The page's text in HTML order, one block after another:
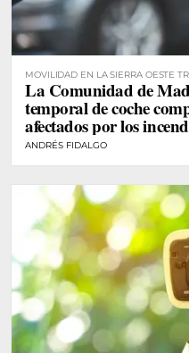
MOVILIDAD EN LA SIERRA OESTE
La Comunidad de
temporal de coche
afectados por los
ANDRÉS FIDALGO